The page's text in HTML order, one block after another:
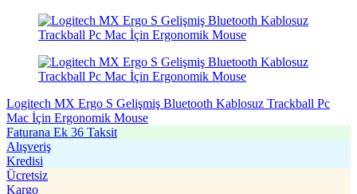
Logitech MX Ergo S Gelişmiş Bluetooth Kablosuz Trackball Pc
Mac İçin Ergonomik Mouse
Faturana Ek 36 Taksit
Alışveriş
Kredisi
Ücretsiz
Kargo